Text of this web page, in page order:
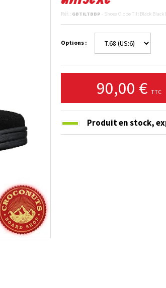
Réf. : GBTILTBBP - Shoes Globe Tilt Black
Options :
90,00 € TTC
Produit en stock,